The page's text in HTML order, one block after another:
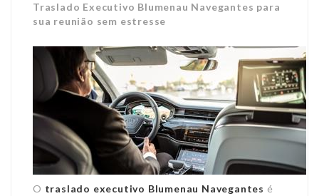
Traslado Executivo Blumenau Navegantes para
sua reunião sem estresse
O traslado executivo Blumenau Navegantes é